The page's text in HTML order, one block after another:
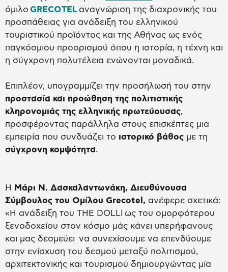
όμιλο GRECOTEL αναγνώριση της διαχρονικής του
προσπάθειας για ανάδειξη του ελληνικού
τουριστικού προϊόντος και της Αθήνας ως ενός
παγκόσμιου προορισμού όπου η ιστορία, η τέχνη και
η σύγχρονη πολυτέλεια ενώνονται μοναδικά.
Επιπλέον, υπογραμμίζει την προσήλωσή του στην
προστασία και προώθηση της πολιτιστικής
κληρονομιάς της ελληνικής πρωτεύουσας,
προσφέροντας παράλληλα στους επισκέπτες μια
εμπειρία που συνδυάζει το ιστορικό βάθος με τη
σύγχρονη κομψότητα.
Η
Μάρι Ν. Δασκαλαντωνάκη, Διευθύνουσα
Σύμβουλος του Ομίλου Grecotel , ανέφερε σχετικά:
«Η ανάδειξη του THE DOLLI ως του ομορφότερου
ξενοδοχείου στον κόσμο μάς κάνει υπερήφανους
και μας δεσμεύει να συνεχίσουμε να επενδύουμε
στην ενίσχυση του δεσμού μεταξύ πολιτισμού,
αρχιτεκτονικής και τουρισμού δημιουργώντας μία